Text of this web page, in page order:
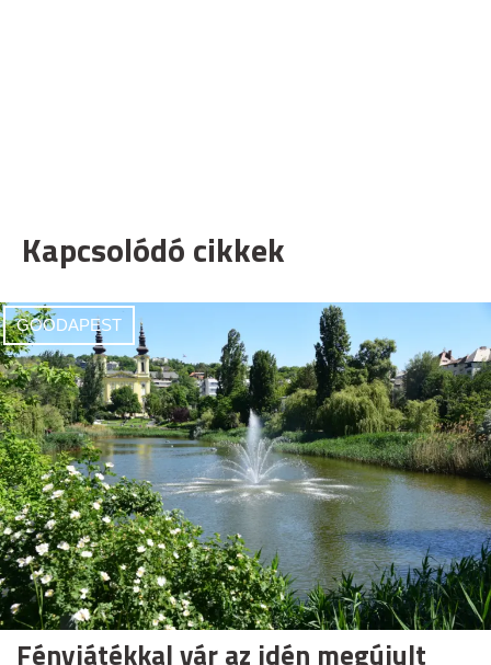
Kapcsolódó cikkek
GOODAPEST
Fényjátékkal vár az idén megújult